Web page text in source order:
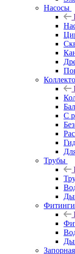
Насосы
С
Трубы
Фитинги